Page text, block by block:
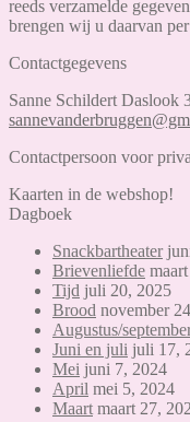
reeds verzamelde
brengen wij u daarvan
Contactgegevens
Sanne Schildert Daslook
Contactpersoon voor
Kaarten in de webshop!
Dagboek
Snackbartheater
Brievenliefde
Tijd juli 20, 2025
Brood november
Augustus/
Juni en juli juli 17,
Mei juni 7, 2024
April mei 5, 2024
Maart maart 27,